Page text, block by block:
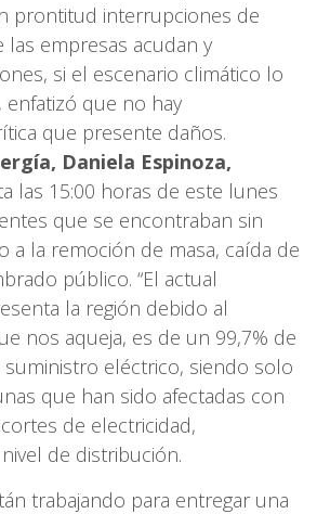
prontitud interrupciones de
las empresas acudan y
si el escenario climático lo
enfatizó que no hay
que presente daños.
Daniela Espinoza,
las 15:00 horas de este lunes
que se encontraban sin
a la remoción de masa, caída de
público. “El actual
la región debido al
nos aqueja, es de un 99,7% de
eléctrico, siendo solo
que han sido afectadas con
de electricidad,
de distribución.
trabajando para entregar una